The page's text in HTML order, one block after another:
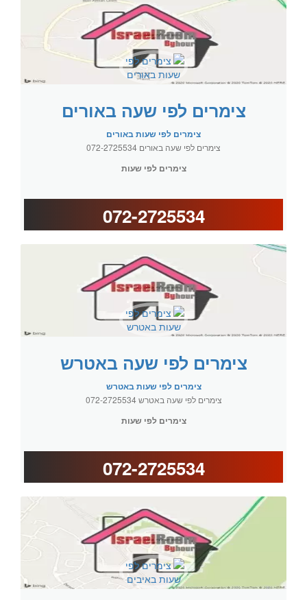
צימרים לפי שעה באורים
צימרים לפי שעות באורים
צימרים לפי שעה באורים 072-2725534
צימרים לפי שעות
072-2725534
צימרים לפי שעה באטרש
צימרים לפי שעות באטרש
צימרים לפי שעה באטרש 072-2725534
צימרים לפי שעות
072-2725534